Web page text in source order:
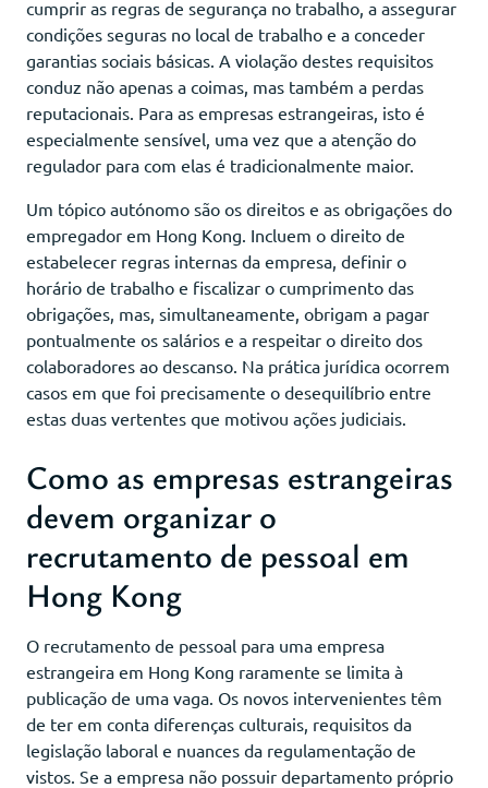
cumprir as regras de segurança no trabalho, a assegurar
condições seguras no local de trabalho e a conceder
garantias sociais básicas. A violação destes requisitos
conduz não apenas a coimas, mas também a perdas
reputacionais. Para as empresas estrangeiras, isto é
especialmente sensível, uma vez que a atenção do
regulador para com elas é tradicionalmente maior.
Um tópico autónomo são os direitos e as obrigações do
empregador em Hong Kong. Incluem o direito de
estabelecer regras internas da empresa, definir o
horário de trabalho e fiscalizar o cumprimento das
obrigações, mas, simultaneamente, obrigam a pagar
pontualmente os salários e a respeitar o direito dos
colaboradores ao descanso. Na prática jurídica ocorrem
casos em que foi precisamente o desequilíbrio entre
estas duas vertentes que motivou ações judiciais.
Como as empresas estrangeiras
devem organizar o
recrutamento de pessoal em
Hong Kong
O recrutamento de pessoal para uma empresa
estrangeira em Hong Kong raramente se limita à
publicação de uma vaga. Os novos intervenientes têm
de ter em conta diferenças culturais, requisitos da
legislação laboral e nuances da regulamentação de
vistos. Se a empresa não possuir departamento próprio